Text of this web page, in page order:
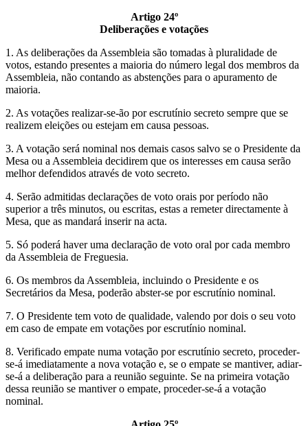
Artigo 24º
Deliberações e votações
1. As deliberações da Assembleia são tomadas à pluralidade de
votos, estando presentes a maioria do número legal dos membros da
Assembleia, não contando as abstenções para o apuramento de
maioria.
2. As votações realizar-se-ão por escrutínio secreto sempre que se
realizem eleições ou estejam em causa pessoas.
3. A votação será nominal nos demais casos salvo se o Presidente da
Mesa ou a Assembleia decidirem que os interesses em causa serão
melhor defendidos através de voto secreto.
4. Serão admitidas declarações de voto orais por período não
superior a três minutos, ou escritas, estas a remeter directamente à
Mesa, que as mandará inserir na acta.
5. Só poderá haver uma declaração de voto oral por cada membro
da Assembleia de Freguesia.
6. Os membros da Assembleia, incluindo o Presidente e os
Secretários da Mesa, poderão abster-se por escrutínio nominal.
7. O Presidente tem voto de qualidade, valendo por dois o seu voto
em caso de empate em votações por escrutínio nominal.
8. Verificado empate numa votação por escrutínio secreto, proceder-
se-á imediatamente a nova votação e, se o empate se mantiver, adiar-
se-á a deliberação para a reunião seguinte. Se na primeira votação
dessa reunião se mantiver o empate, proceder-se-á a votação
nominal.